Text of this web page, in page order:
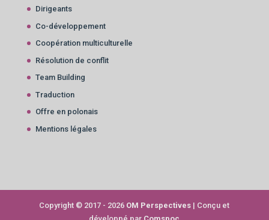
Dirigeants
Co-développement
Coopération multiculturelle
Résolution de conflit
Team Building
Traduction
Offre en polonais
Mentions légales
Copyright © 2017 - 2026 OM Perspectives | Conçu et